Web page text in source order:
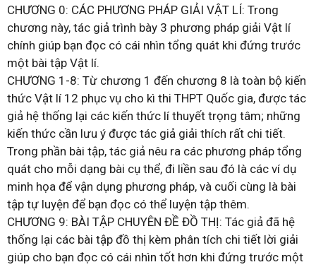
CHƯƠNG 0: CÁC PHƯƠNG PHÁP GIẢI VẬT LÍ: Trong
chương này, tác giả trình bày 3 phương pháp giải Vật lí
chính giúp bạn đọc có cái nhìn tổng quát khi đứng trước
một bài tập Vật lí.
CHƯƠNG 1-8: Từ chương 1 đến chương 8 là toàn bộ kiến
thức Vật lí 12 phục vụ cho kì thi THPT Quốc gia, được tác
giả hệ thống lại các kiến thức lí thuyết trọng tâm; những
kiến thức cần lưu ý được tác giả giải thích rất chi tiết.
Trong phần bài tập, tác giả nêu ra các phương pháp tổng
quát cho mỗi dạng bài cụ thể, đi liền sau đó là các ví dụ
minh họa để vận dụng phương pháp, và cuối cùng là bài
tập tự luyện để bạn đọc có thể luyện tập thêm.
CHƯƠNG 9: BÀI TẬP CHUYÊN ĐỀ ĐỒ THỊ: Tác giả đã hệ
thống lại các bài tập đồ thị kèm phân tích chi tiết lời giải
giúp cho bạn đọc có cái nhìn tốt hơn khi đứng trước một